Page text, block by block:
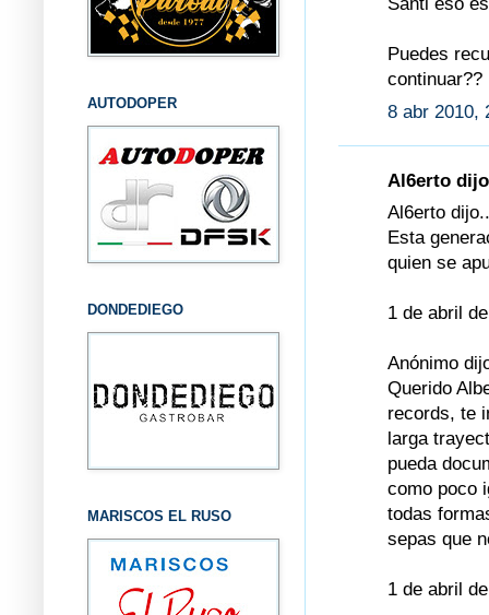
Puedes
continuar??
8 abr 2010,
Al6erto
Al6erto
Esta
quien se
1 de abril
Anónimo
Querido
records, te
larga
pueda
como poco
todas
sepas que
1 de abril
AUTODOPER
DONDEDIEGO
MARISCOS EL RUSO